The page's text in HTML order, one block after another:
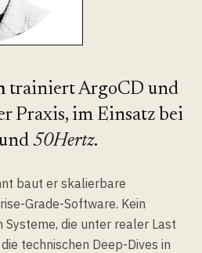
trainiert ArgoCD und
Praxis, im Einsatz bei
50Hertz.
baut er skalierbare
Grade-Software. Kein
Systeme, die unter realer Last
technischen Deep-Dives in